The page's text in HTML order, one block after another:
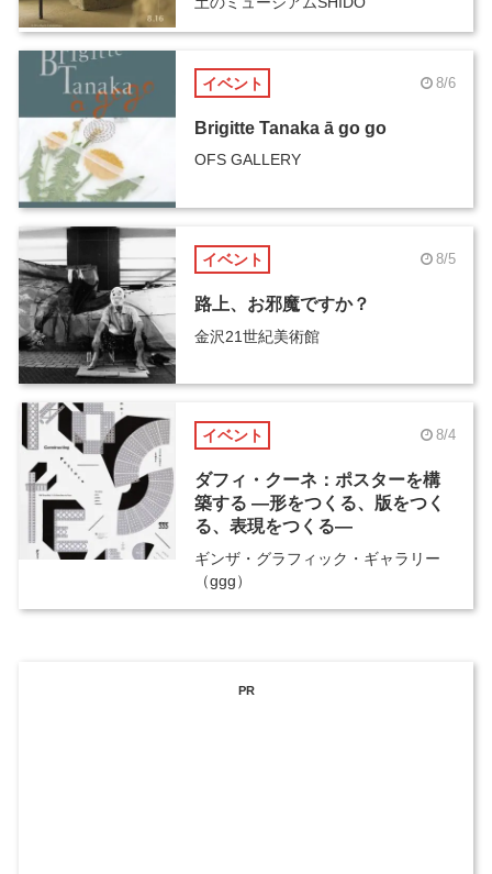
イベント 8/6
Brigitte Tanaka ā go go
OFS GALLERY
イベント 8/5
路上、お邪魔ですか？
金沢21世紀美術館
イベント 8/4
ダフィ・クーネ：ポスターを構
築する ―形をつくる、版をつく
る、表現をつくる―
ギンザ・グラフィック・ギャラリー
（ggg）
PR